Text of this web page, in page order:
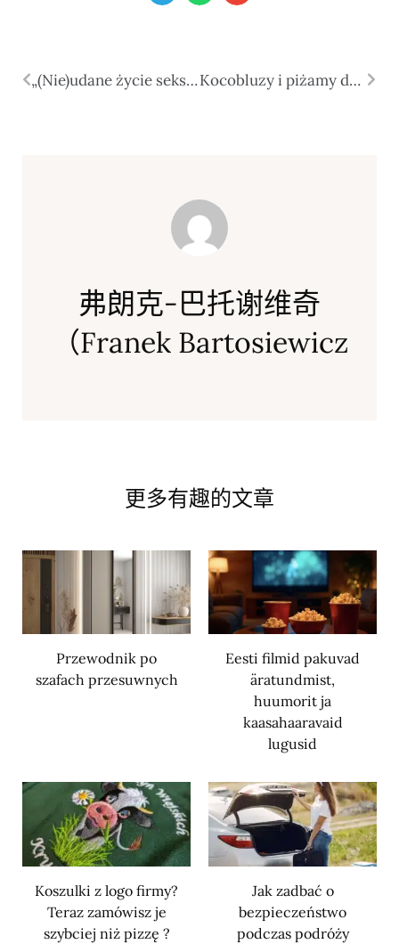
„(Nie)udane życie seksualne Polek” – rozmowa Kamili Hreckiej z Justyną Kwil w podcaście N69 Kocobluzy i piżamy damskie – jak wybrać idealny strój do domowego relaksu?
弗朗克-巴托谢维奇
（Franek Bartosiewicz
更多有趣的文章
Przewodnik po
szafach przesuwnych
Eesti filmid pakuvad
äratundmist,
huumorit ja
kaasahaaravaid
lugusid
Koszulki z logo firmy?
Teraz zamówisz je
szybciej niż pizzę ?
Jak zadbać o
bezpieczeństwo
podczas podróży